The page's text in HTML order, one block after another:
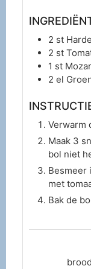
2 st
2 st
1 st
2 el
Verwarm
Maak 3
bol niet
Besmeer
met
Bak de